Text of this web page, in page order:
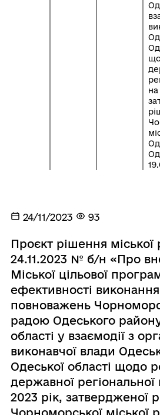
на
24/11/2023 93
Проєкт рішення міської
24.11.2023 № б/н «Про
Міської цільової
ефективності
повноважень
радою Одеського
області у взаємодії з
виконавчої влади
Одеської області щодо
державної регіональної
2023 рік, затвердженої